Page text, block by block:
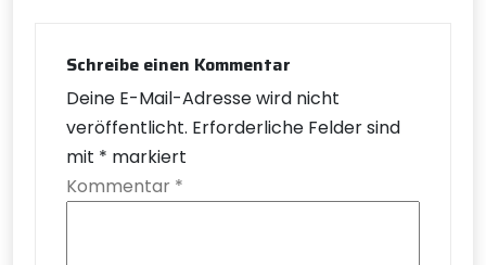
Schreibe einen Kommentar
Deine E-Mail-Adresse wird nicht
veröffentlicht. Erforderliche Felder sind
mit * markiert
Kommentar *